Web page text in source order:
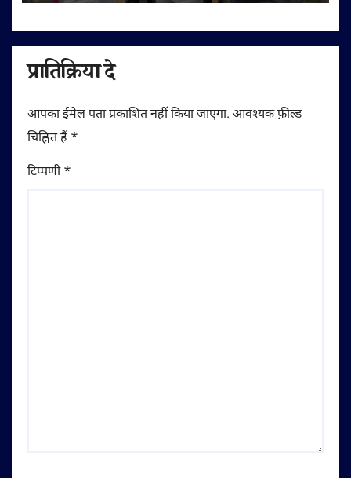
प्रातिक्रिया दे
आपका ईमेल पता प्रकाशित नहीं किया जाएगा. आवश्यक फ़ील्ड
चिह्नित हैं *
टिप्पणी*